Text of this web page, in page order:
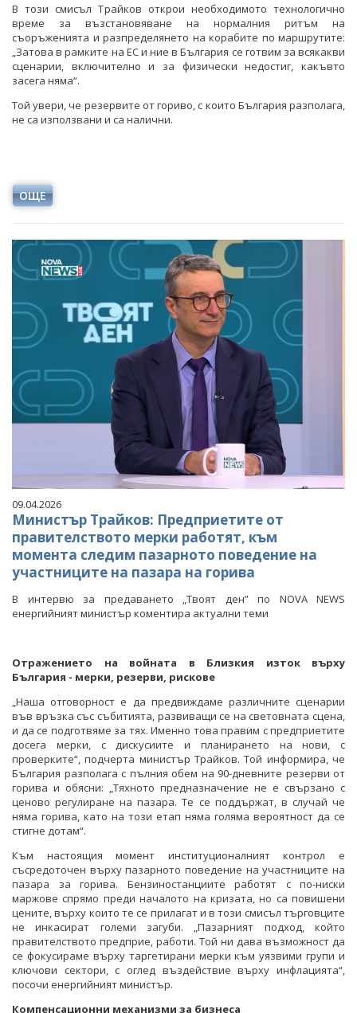
В този смисъл Трайков открои необходимото технологично
време за възстановяване на нормалния ритъм на
съоръженията и разпределянето на корабите по маршрутите:
„Затова в рамките на ЕС и ние в България се готвим за всякакви
сценарии, включително и за физически недостиг, какъвто
засега няма“.
Той увери, че резервите от гориво, с които България разполага,
не са използвани и са налични.
ОЩЕ
09.04.2026
Министър Трайков: Предприетите от
правителството мерки работят, към
момента следим пазарното поведение на
участниците на пазара на горива
В интервю за предаването „Твоят ден” по NOVA NEWS
енергийният министър коментира актуални теми
Отражението на войната в Близкия изток върху
България - мерки, резерви, рискове
„Наша отговорност е да предвиждаме различните сценарии
във връзка със събитията, развиващи се на световната сцена,
и да се подготвяме за тях. Именно това правим с предприетите
досега мерки, с дискусиите и планирането на нови, с
проверките“, подчерта министър Трайков. Той информира, че
България разполага с пълния обем на 90-дневните резерви от
горива и обясни: „Тяхното предназначение не е свързано с
ценово регулиране на пазара. Те се поддържат, в случай че
няма горива, като на този етап няма голяма вероятност да се
стигне дотам“.
Към настоящия момент институционалният контрол е
съсредоточен върху пазарното поведение на участниците на
пазара за горива. Бензиностанциите работят с по-ниски
маржове спрямо преди началото на кризата, но са повишени
цените, върху които те се прилагат и в този смисъл търговците
не инкасират големи загуби. „Пазарният подход, който
правителството предприе, работи. Той ни дава възможност да
се фокусираме върху таргетирани мерки към уязвими групи и
ключови сектори, с оглед въздействие върху инфлацията“,
посочи енергийният министър.
Компенсационни механизми за бизнеса